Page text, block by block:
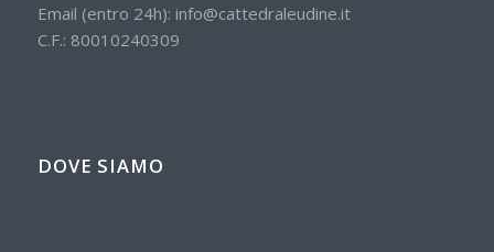
Email (entro 24h): info@cattedraleudine.it
C.F.: 80010240309
DOVE SIAMO